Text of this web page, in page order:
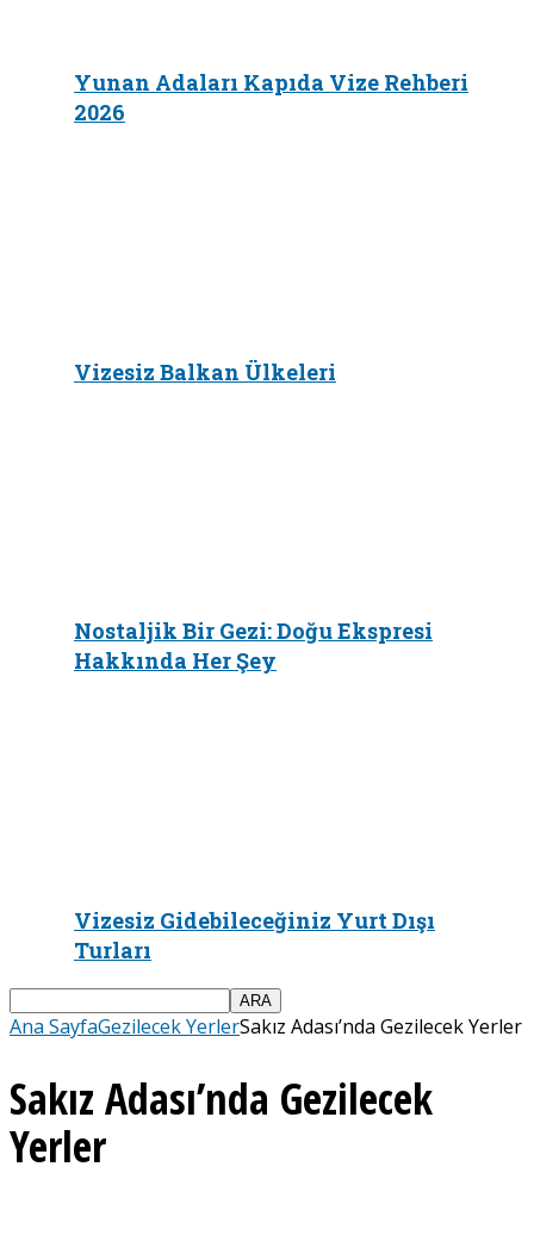
Yunan Adaları Kapıda Vize Rehberi
2026
Vizesiz Balkan Ülkeleri
Nostaljik Bir Gezi: Doğu Ekspresi
Hakkında Her Şey
Vizesiz Gidebileceğiniz Yurt Dışı
Turları
Ana SayfaGezilecek YerlerSakız Adası’nda Gezilecek Yerler
Sakız Adası’nda Gezilecek
Yerler